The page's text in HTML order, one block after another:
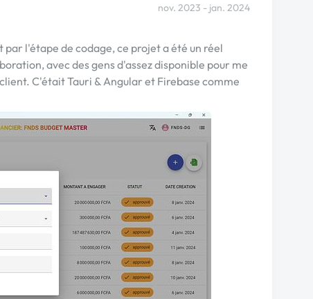
nov. 2023 - jan. 2024
l'étape de codage, ce projet a été un réel
avec des gens d'assez disponible pour me
C'était Tauri & Angular et Firebase comme